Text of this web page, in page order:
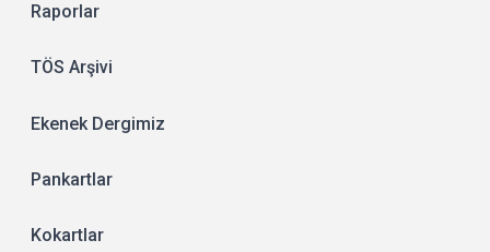
Raporlar
TÖS Arşivi
Ekenek Dergimiz
Pankartlar
Kokartlar